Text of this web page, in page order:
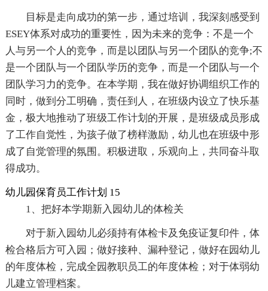
目标是走向成功的第一步，通过培训，我深刻感受到
ESEY体系对成功的重要性，因为未来的竞争：不是一个
人与另一个人的竞争，而是以团队与另一个团队的竞争;不
是一个团队与一个团队学历的竞争，而是一个团队与一个
团队学习力的竞争。在本学期，我在做好协调组织工作的
同时，做到分工明确，责任到人，在班级内设立了快乐基
金，极大地推动了班级工作计划的开展，是班级成员形成
了工作自觉性，为孩子做了榜样激励，幼儿也在班级中形
成了自觉管理的氛围。积极进取，乐观向上，共同奋斗取
得成功。
幼儿园保育员工作计划 15
1、把好本学期新入园幼儿的体检关
对于新入园幼儿必须持有体检卡及免疫证复印件，体
检合格后方可入园；做好接种、漏种登记，做好在园幼儿
的年度体检，完成全园教职员工的年度体检；对于体弱幼
儿建立管理档案。